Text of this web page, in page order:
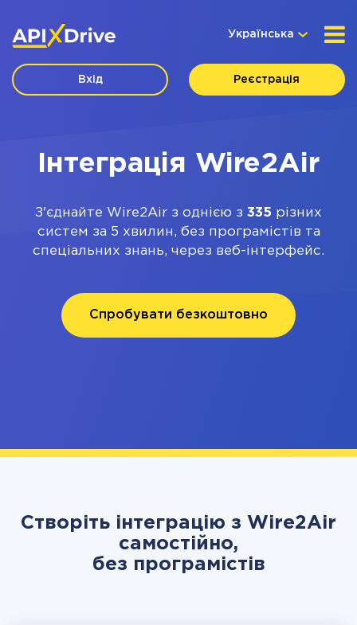
Українська
Вхід Реєстрація
Інтеграція Wire2Air
З'єднайте Wire2Air з однією з 335 різних
систем за 5 хвилин, без програмістів та
спеціальних знань, через веб-інтерфейс.
Спробувати безкоштовно
Створіть інтеграцію з Wire2Air
самостійно,
без програмістів